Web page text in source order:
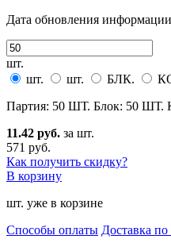
Дата обновления
шт.
шт.
шт. БЛК.
Партия: 50 ШТ. Блок: 50 ШТ.
11.42 руб. за шт.
571 руб.
Как получить скидку?
В корзину
шт. уже в корзине
Способы оплаты Доставка